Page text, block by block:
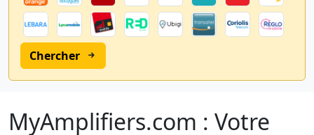
Chercher
MyAmplifiers.com : Votre